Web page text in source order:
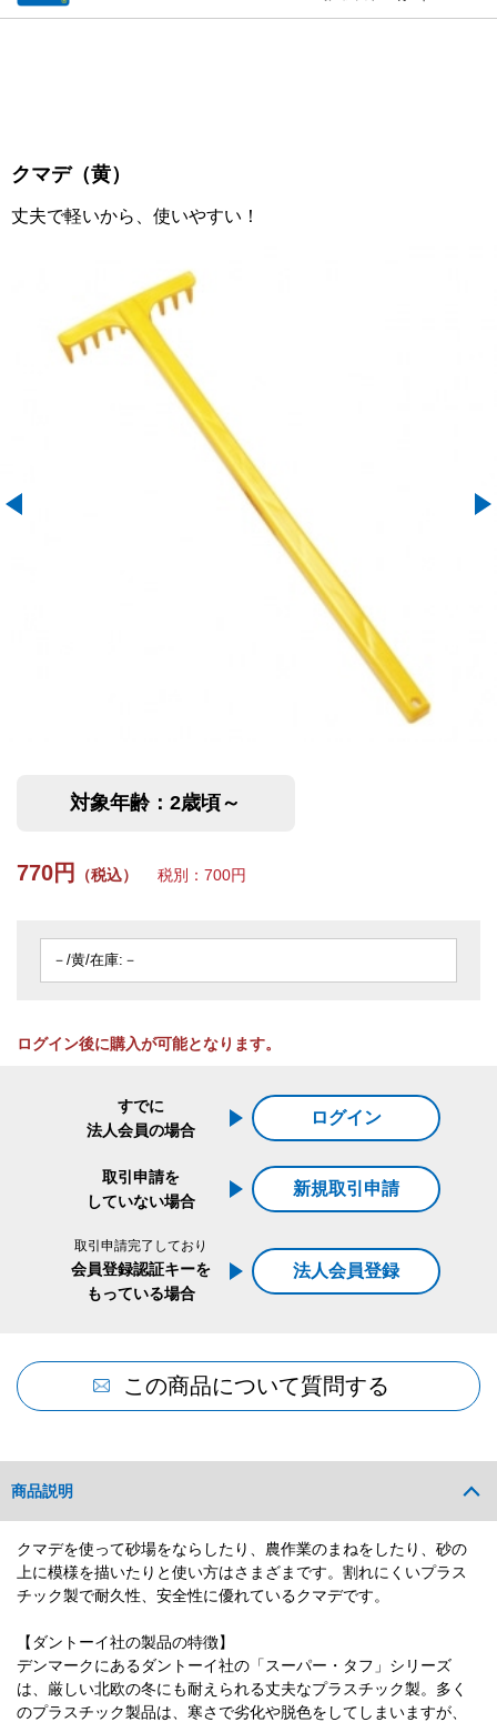
クマデ（黄）
丈夫で軽いから、使いやすい！
対象年齢：2歳頃～
770円 （税込） 税別：700円
ログイン後に購入が可能となります。
すでに
法人会員の場合
ログイン
取引申請を
していない場合
新規取引申請
取引申請完了しており
会員登録認証キーを
もっている場合
法人会員登録
この商品について質問する
商品説明
クマデを使って砂場をならしたり、農作業のまねをしたり、砂の
上に模様を描いたりと使い方はさまざまです。割れにくいプラス
チック製で耐久性、安全性に優れているクマデです。
【ダントーイ社の製品の特徴】
デンマークにあるダントーイ社の「スーパー・タフ」シリーズ
は、厳しい北欧の冬にも耐えられる丈夫なプラスチック製。多く
のプラスチック製品は、寒さで劣化や脱色をしてしまいますが、